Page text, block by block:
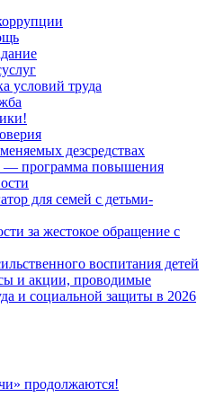
условий труда
дезсредствах
— программа повышения
для семей с детьми-
за жестокое обращение с
воспитания детей
и акции, проводимые
и социальной защиты в 2026
продолжаются!